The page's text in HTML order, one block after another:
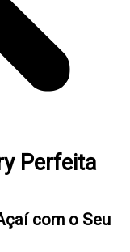
Perfeita
com o Seu